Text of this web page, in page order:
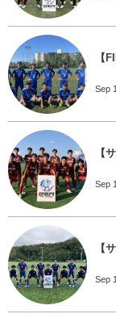
【
Sep
【
Sep
【
Sep